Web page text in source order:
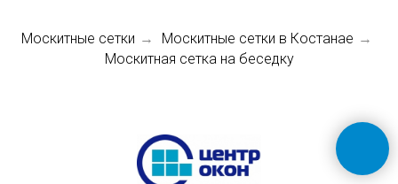
Москитные сетки → Москитные сетки в Костанае →
Москитная сетка на беседку